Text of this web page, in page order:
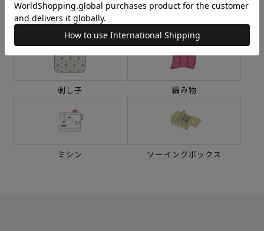
生地 キット
刺し子 編み物
ミシン ソーイングボックス